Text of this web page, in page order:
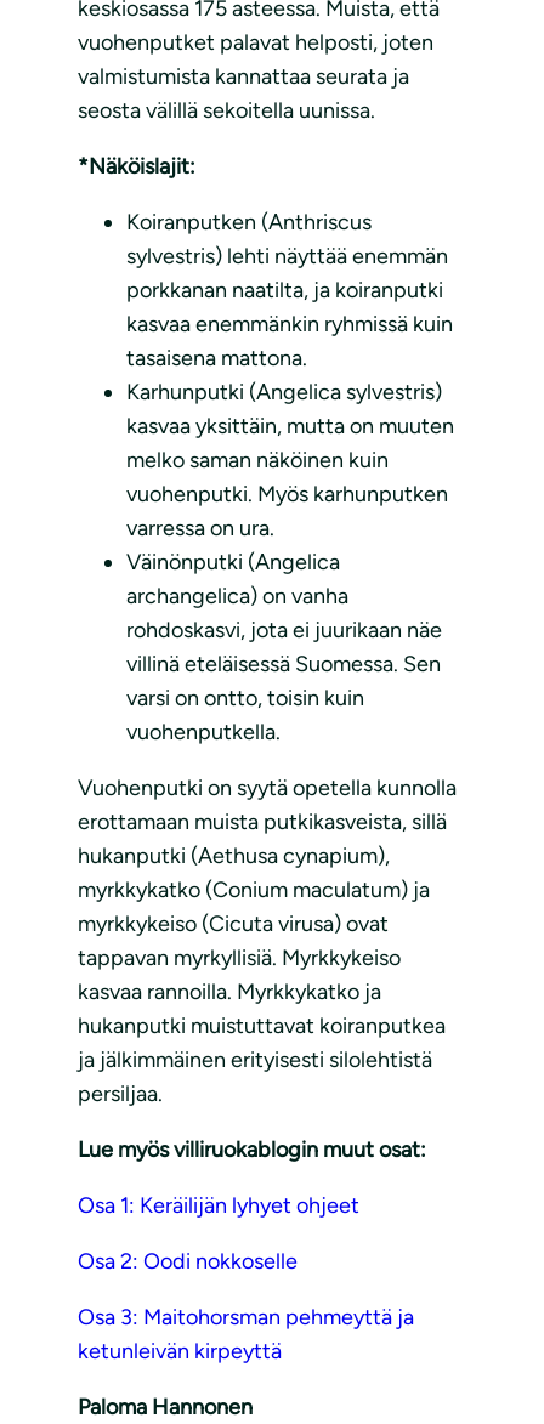
keskiosassa 175 asteessa. Muista, että
vuohenputket palavat helposti, joten
valmistumista kannattaa seurata ja
seosta välillä sekoitella uunissa.
*Näköislajit:
Koiranputken (Anthriscus
sylvestris) lehti näyttää enemmän
porkkanan naatilta, ja koiranputki
kasvaa enemmänkin ryhmissä kuin
tasaisena mattona.
Karhunputki (Angelica sylvestris)
kasvaa yksittäin, mutta on muuten
melko saman näköinen kuin
vuohenputki. Myös karhunputken
varressa on ura.
Väinönputki (Angelica
archangelica) on vanha
rohdoskasvi, jota ei juurikaan näe
villinä eteläisessä Suomessa. Sen
varsi on ontto, toisin kuin
vuohenputkella.
Vuohenputki on syytä opetella kunnolla
erottamaan muista putkikasveista, sillä
hukanputki (Aethusa cynapium),
myrkkykatko (Conium maculatum) ja
myrkkykeiso (Cicuta virusa) ovat
tappavan myrkyllisiä. Myrkkykeiso
kasvaa rannoilla. Myrkkykatko ja
hukanputki muistuttavat koiranputkea
ja jälkimmäinen erityisesti silolehtistä
persiljaa.
Lue myös villiruokablogin muut osat:
Osa 1: Keräilijän lyhyet ohjeet
Osa 2: Oodi nokkoselle
Osa 3: Maitohorsman pehmeyttä ja
ketunleivän kirpeyttä
Paloma Hannonen